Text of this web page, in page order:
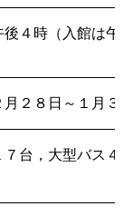
４時（入館は午
２８日～１月３
台，大型バス４